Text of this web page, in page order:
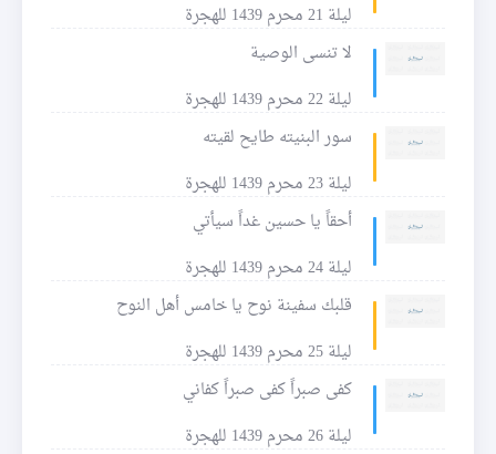
ليلة 21 محرم 1439 للهجرة
لا تنسى الوصية
ليلة 22 محرم 1439 للهجرة
سور البنيته طايح لقيته
ليلة 23 محرم 1439 للهجرة
أحقاً يا حسين غداً سيأتي
ليلة 24 محرم 1439 للهجرة
قلبك سفينة نوح يا خامس أهل النوح
ليلة 25 محرم 1439 للهجرة
كفى صبراً كفى صبراً كفاني
ليلة 26 محرم 1439 للهجرة